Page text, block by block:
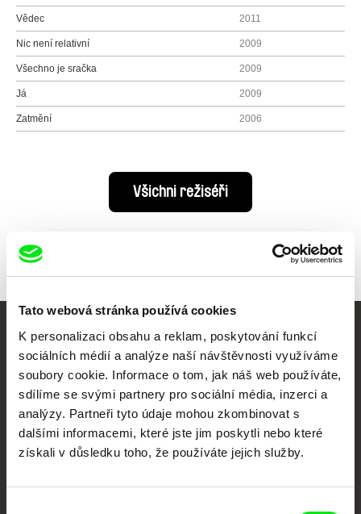
Tato webová stránka používá cookies
K personalizaci obsahu a reklam, poskytování funkcí
sociálních médií a analýze naší návštěvnosti využíváme
soubory cookie. Informace o tom, jak náš web používáte,
sdílíme se svými partnery pro sociální média, inzerci a
analýzy. Partneři tyto údaje mohou zkombinovat s
dalšími informacemi, které jste jim poskytli nebo které
získali v důsledku toho, že používáte jejich služby.
Vědec 2011
Nic není relativní 2009
Všechno je sračka 2009
Já 2009
Zatmění 2006
Všichni režiséři
Vaše online
dokumentární kino
Nové festivalové filmy
každý týden